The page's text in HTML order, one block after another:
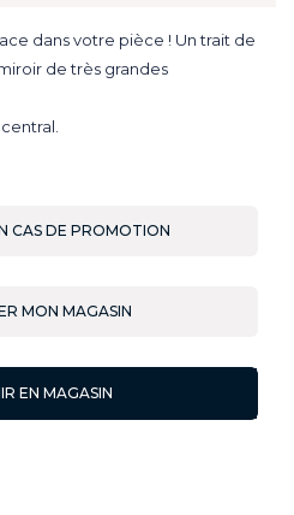
dans votre pièce ! Un trait de
de très grandes
CAS DE PROMOTION
MON MAGASIN
EN MAGASIN